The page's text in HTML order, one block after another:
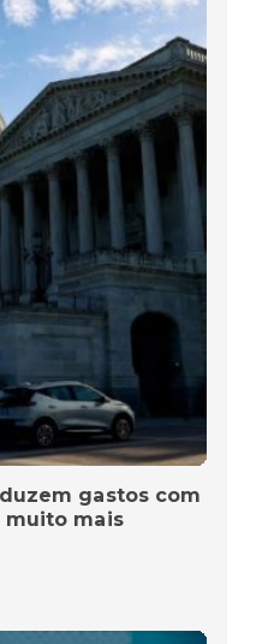
gastos com
muito mais